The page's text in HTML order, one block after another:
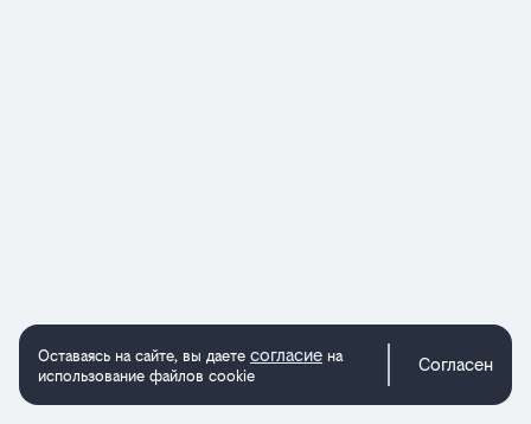
Оставаясь на сайте, вы даете согласие на
использование файлов cookie
Согласен